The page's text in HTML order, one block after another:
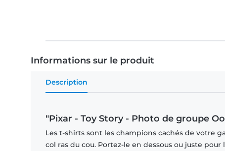
Informations sur le produit
Description
"Pixar - Toy Story - Photo de groupe
Les t-shirts sont les champions cachés de votre
col ras du cou. Portez-le en dessous ou juste pour